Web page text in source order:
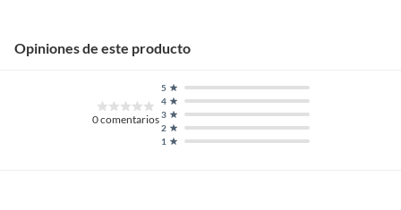
Opiniones de este producto
0comentarios
1
2
3
4
5